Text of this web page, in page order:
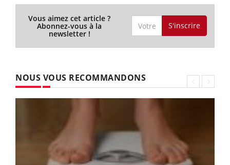
Vous aimez cet article ?
Abonnez-vous à la
newsletter !
S'inscrire
NOUS VOUS RECOMMANDONS